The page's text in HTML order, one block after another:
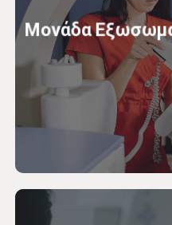
Μονάδα